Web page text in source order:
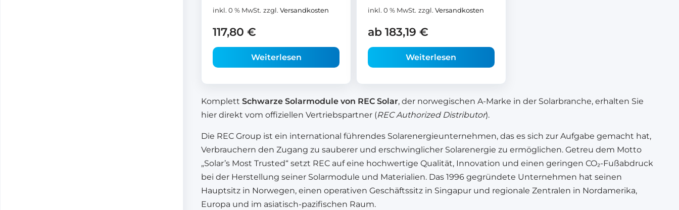
inkl. 0 % MwSt. zzgl.Versandkosten
117,80€
Weiterlesen
inkl. 0 % MwSt. zzgl. Versandkosten
ab 183,19 €
Weiterlesen
KomplettSchwarze Solarmodule von REC Solar, der norwegischen A-Marke in der Solarbranche, erhalten Sie
hier direkt vom offiziellen Vertriebspartner (REC Authorized Distributor).
Die REC Group ist ein international führendes Solarenergieunternehmen, das es sich zur Aufgabe gemacht hat,
Verbrauchern den Zugang zu sauberer und erschwinglicher Solarenergie zu ermöglichen. Getreu dem Motto
„Solar’s Most Trusted“ setzt REC auf eine hochwertige Qualität, Innovation und einen geringen CO₂-Fußabdruck
bei der Herstellung seiner Solarmodule und Materialien. Das 1996 gegründete Unternehmen hat seinen
Hauptsitz in Norwegen, einen operativen Geschäftssitz in Singapur und regionale Zentralen in Nordamerika,
Europa und im asiatisch-pazifischen Raum.